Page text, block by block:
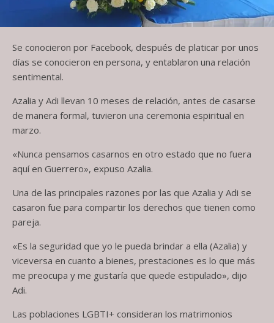
Se conocieron por Facebook, después de platicar por unos
días se conocieron en persona, y entablaron una relación
sentimental.
Azalia y Adi llevan 10 meses de relación, antes de casarse
de manera formal, tuvieron una ceremonia espiritual en
marzo.
«Nunca pensamos casarnos en otro estado que no fuera
aquí en Guerrero», expuso Azalia.
Una de las principales razones por las que Azalia y Adi se
casaron fue para compartir los derechos que tienen como
pareja.
«Es la seguridad que yo le pueda brindar a ella (Azalia) y
viceversa en cuanto a bienes, prestaciones es lo que más
me preocupa y me gustaría que quede estipulado», dijo
Adi.
Las poblaciones LGBTI+ consideran los matrimonios